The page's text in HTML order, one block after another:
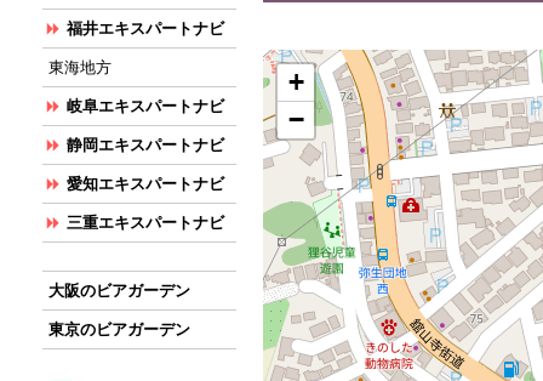
+
−
福井エキスパートナビ
東海地方
岐阜エキスパートナビ
静岡エキスパートナビ
愛知エキスパートナビ
三重エキスパートナビ
大阪のビアガーデン
東京のビアガーデン